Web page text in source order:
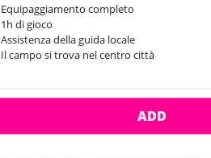
Equipaggiamento completo
1h di gioco
Assistenza della guida locale
Il campo si trova nel centro città
ADD